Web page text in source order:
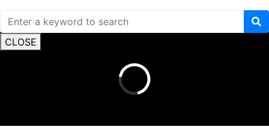
CLOSE
ಅದರ ನಂತರ, ಮಧ್ಯಾಹ್ನ 3:15 ರ ಸುಮಾರಿಗೆ, ಬೆಳಗಾವಿಯಲ್ಲಿ